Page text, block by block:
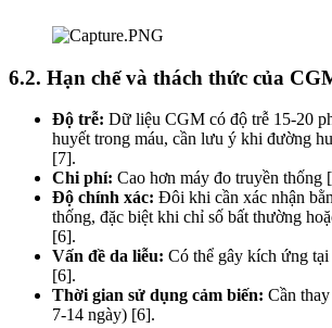
6.2. Hạn chế và thách thức của
Độ trễ: Dữ liệu CGM có độ trễ 15-20
huyết trong máu, cần lưu ý khi đường
[7].
Chi phí: Cao hơn máy đo truyền thống
Độ chính xác: Đôi khi cần xác nhận
thống, đặc biệt khi chỉ số bất thường
[6].
Vấn đề da liễu: Có thể gây kích ứng
[6].
Thời gian sử dụng cảm biến: Cần
7-14 ngày) [6].